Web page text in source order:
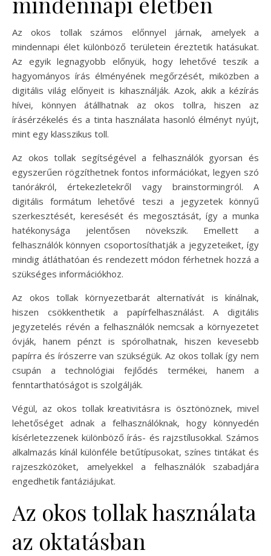
Az okos tollak számos előnnyel járnak, amelyek a
mindennapi élet különböző területein éreztetik hatásukat.
Az egyik legnagyobb előnyük, hogy lehetővé teszik a
hagyományos írás élményének megőrzését, miközben a
digitális világ előnyeit is kihasználják. Azok, akik a kézírás
hívei, könnyen átállhatnak az okos tollra, hiszen az
írásérzékelés és a tinta használata hasonló élményt nyújt,
mint egy klasszikus toll.
Az okos tollak segítségével a felhasználók gyorsan és
egyszerűen rögzíthetnek fontos információkat, legyen szó
tanórákról, értekezletekről vagy brainstormingról. A
digitális formátum lehetővé teszi a jegyzetek könnyű
szerkesztését, keresését és megosztását, így a munka
hatékonysága jelentősen növekszik. Emellett a
felhasználók könnyen csoportosíthatják a jegyzeteiket, így
mindig átláthatóan és rendezett módon férhetnek hozzá a
szükséges információkhoz.
Az okos tollak környezetbarát alternatívát is kínálnak,
hiszen csökkenthetik a papírfelhasználást. A digitális
jegyzetelés révén a felhasználók nemcsak a környezetet
óvják, hanem pénzt is spórolhatnak, hiszen kevesebb
papírra és írószerre van szükségük. Az okos tollak így nem
csupán a technológiai fejlődés termékei, hanem a
fenntarthatóságot is szolgálják.
Végül, az okos tollak kreativitásra is ösztönöznek, mivel
lehetőséget adnak a felhasználóknak, hogy könnyedén
kísérletezzenek különböző írás- és rajzstílusokkal. Számos
alkalmazás kínál különféle betűtípusokat, színes tintákat és
rajzeszközöket, amelyekkel a felhasználók szabadjára
engedhetik fantáziájukat.
Az okos tollak használata
az oktatásban